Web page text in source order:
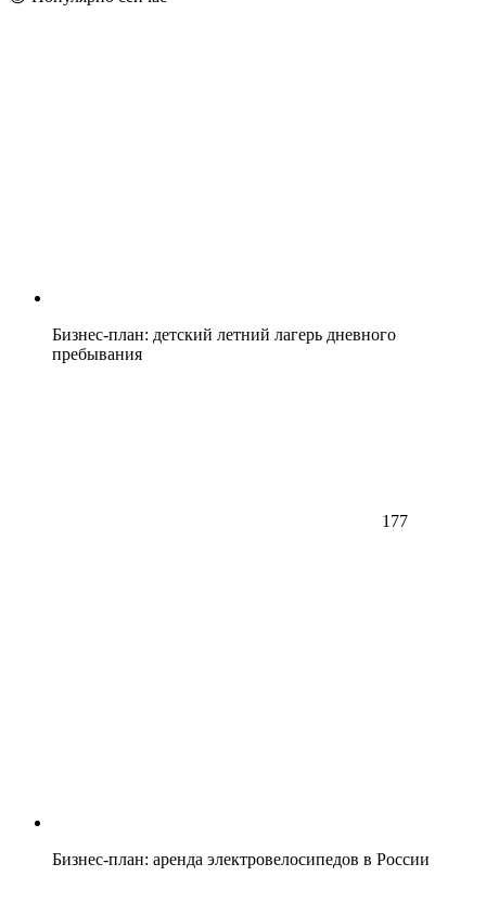
Бизнес-план: детский летний лагерь дневного
пребывания
177
Бизнес-план: аренда электровелосипедов в России